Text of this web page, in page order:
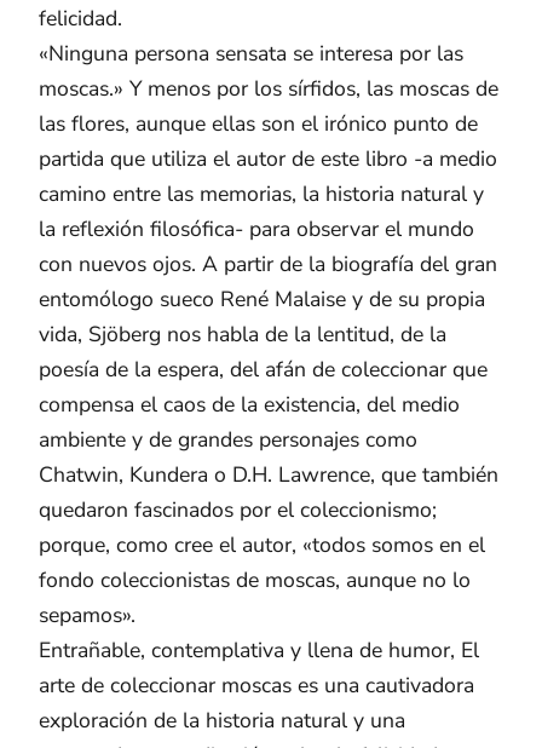
felicidad.
«Ninguna persona sensata se interesa por las
moscas.» Y menos por los sírfidos, las moscas de
las flores, aunque ellas son el irónico punto de
partida que utiliza el autor de este libro -a medio
camino entre las memorias, la historia natural y
la reflexión filosófica- para observar el mundo
con nuevos ojos. A partir de la biografía del gran
entomólogo sueco René Malaise y de su propia
vida, Sjöberg nos habla de la lentitud, de la
poesía de la espera, del afán de coleccionar que
compensa el caos de la existencia, del medio
ambiente y de grandes personajes como
Chatwin, Kundera o D.H. Lawrence, que también
quedaron fascinados por el coleccionismo;
porque, como cree el autor, «todos somos en el
fondo coleccionistas de moscas, aunque no lo
sepamos».
Entrañable, contemplativa y llena de humor, El
arte de coleccionar moscas es una cautivadora
exploración de la historia natural y una